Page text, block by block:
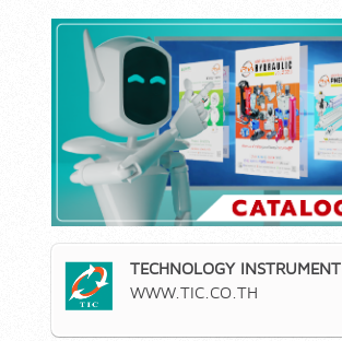
TECHNOLOGY INSTRUMENT
WWW.TIC.CO.TH